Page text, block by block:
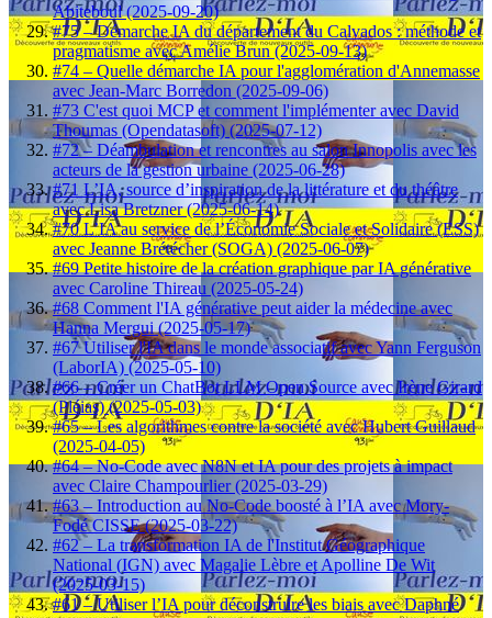
Abiteboul (2025-09-20)
#75 – Démarche IA du département du Calvados : méthode et
pragmatisme avec Amélie Brun (2025-09-13)
#74 – Quelle démarche IA pour l'agglomération d'Annemasse
avec Jean-Marc Borredon (2025-09-06)
#73 C'est quoi MCP et comment l'implémenter avec David
Thoumas (Opendatasoft) (2025-07-12)
#72 – Déambulation et rencontres au salon Innopolis avec les
acteurs de la gestion urbaine (2025-06-28)
#71 L’IA, source d’inspiration de la littérature et du théâtre
avec Lisa Bretzner (2025-06-14)
#70 L’IA au service de l’Économie Sociale et Solidaire (ESS)
avec Jeanne Brétécher (SOGA) (2025-06-07)
#69 Petite histoire de la création graphique par IA générative
avec Caroline Thireau (2025-05-24)
#68 Comment l'IA générative peut aider la médecine avec
Hanna Mergui (2025-05-17)
#67 Utiliser l'IA dans le monde associatif avec Yann Ferguson
(LaborIA) (2025-05-10)
#66 – Créer un ChatBot LLM Open Source avec Irène Girard
(Pléias) (2025-05-03)
#65 – Les algorithmes contre la société avec Hubert Guillaud
(2025-04-05)
#64 – No-Code avec N8N et IA pour des projets à impact
avec Claire Champourlier (2025-03-29)
#63 – Introduction au No-Code boosté à l’IA avec Mory-
Fodé CISSE (2025-03-22)
#62 – La transformation IA de l'Institut Géographique
National (IGN) avec Magalie Lèbre et Apolline De Wit
(2025-03-15)
#61 – Utiliser l’IA pour déconstruire les biais avec Daphné